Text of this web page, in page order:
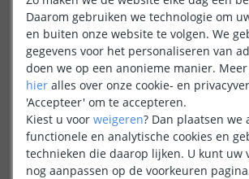
2M - Compleet profiel
Stucprofiel
Daarom gebruiken we technologie om
en buiten onze website te volgen. We
gegevens voor het personaliseren van
doen we op een anonieme manier.
hier alles over onze cookie- en
'Accepteer' om te accepteren.
Kiest u voor weigeren? Dan plaatsen we
functionele en analytische cookies en
technieken die daarop lijken. U kunt uw
nog aanpassen op de voorkeuren